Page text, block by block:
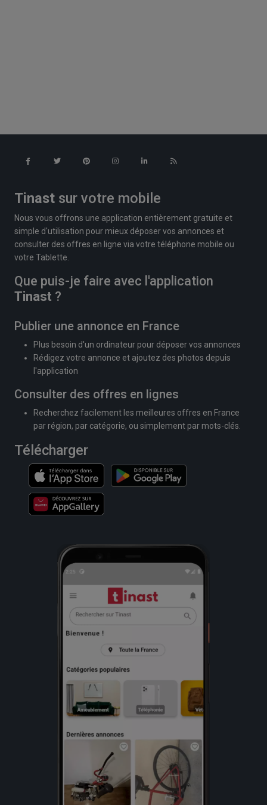
Tinast sur votre mobile
Nous vous offrons une application entièrement gratuite et
simple d'utilisation pour mieux déposer vos annonces et
consulter des offres en ligne via votre téléphone mobile ou
votre Tablette.
Que puis-je faire avec l'application
Tinast ?
Publier une annonce en France
Plus besoin d'un ordinateur pour déposer vos annonces
Rédigez votre annonce et ajoutez des photos depuis
l'application
Consulter des offres en lignes
Recherchez facilement les meilleures offres en France
par région, par catégorie, ou simplement par mots-clés.
Télécharger